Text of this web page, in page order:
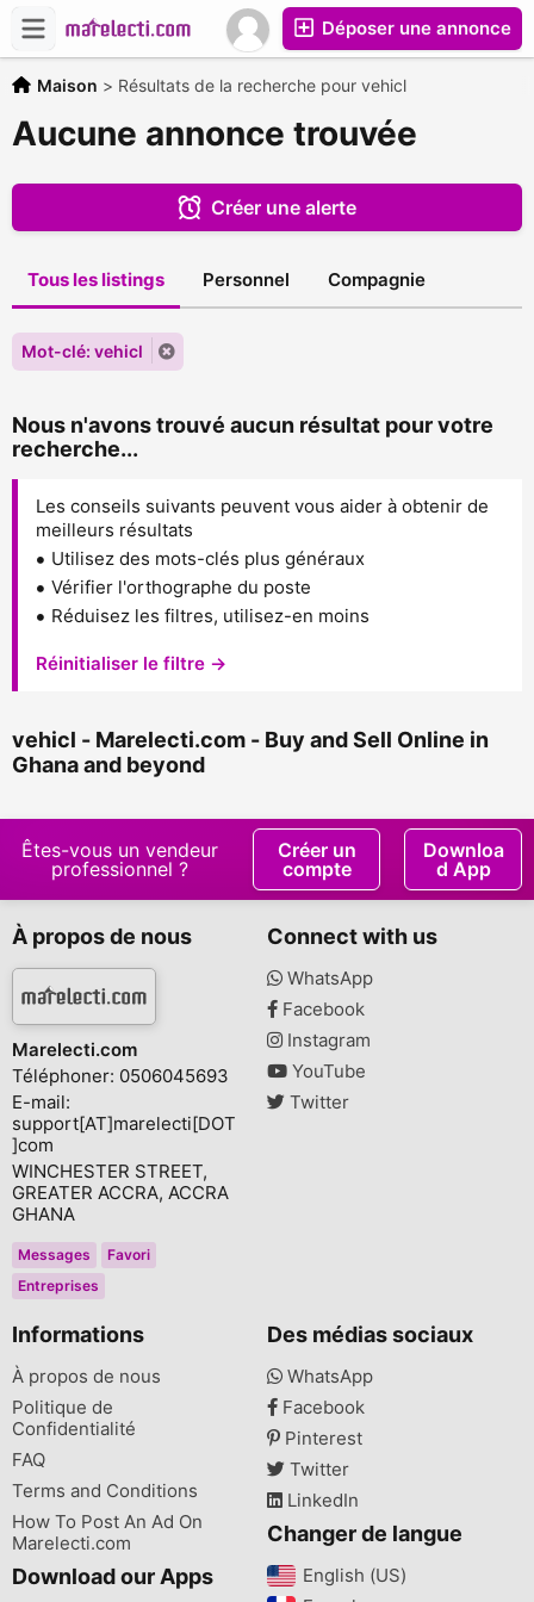
Déposer une annonce
Maison > Résultats de la recherche pour vehicl
Aucune annonce trouvée
Créer une alerte
Tous les listings Personnel Compagnie
Mot-clé: vehicl
Nous n'avons trouvé aucun résultat pour votre
recherche...
Les conseils suivants peuvent vous aider à obtenir de
meilleurs résultats
Utilisez des mots-clés plus généraux
Vérifier l'orthographe du poste
Réduisez les filtres, utilisez-en moins
Réinitialiser le filtre →
vehicl - Marelecti.com - Buy and Sell Online in
Ghana and beyond
Êtes-vous un vendeur
professionnel ?
Créer un
compte
Downloa
d App
À propos de nous
Marelecti.com
Téléphoner: 0506045693
E-mail:
support[AT]marelecti[DOT
]com
WINCHESTER STREET,
GREATER ACCRA, ACCRA
GHANA
Messages
Favori
Entreprises
Connect with us
WhatsApp
Facebook
Instagram
YouTube
Twitter
Informations
À propos de nous
Politique de
Confidentialité
FAQ
Terms and Conditions
How To Post An Ad On
Marelecti.com
Download our Apps
Des médias sociaux
WhatsApp
Facebook
Pinterest
Twitter
LinkedIn
Changer de langue
English (US)‎